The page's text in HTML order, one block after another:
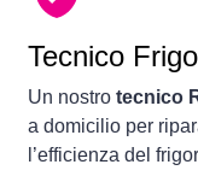
Tecnico
Un nostro tecnico
a domicilio per
l’efficienza del